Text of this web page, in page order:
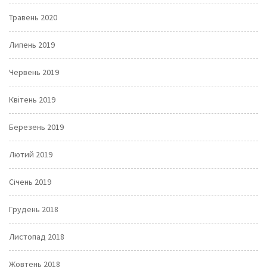
Травень 2020
Липень 2019
Червень 2019
Квітень 2019
Березень 2019
Лютий 2019
Січень 2019
Грудень 2018
Листопад 2018
Жовтень 2018